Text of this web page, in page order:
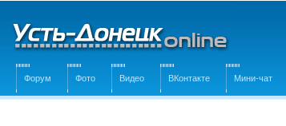
Форум Фото Видео ВКонтакте Мини-чат